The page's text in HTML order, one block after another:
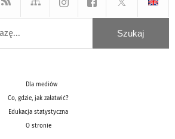
Dla mediów
Co, gdzie, jak załatwić?
Edukacja statystyczna
O stronie